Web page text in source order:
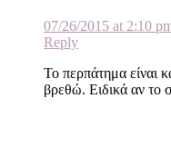
07/26/2015 at 2:10
Reply
Το περπάτημα είναι
βρεθώ. Ειδικά αν το